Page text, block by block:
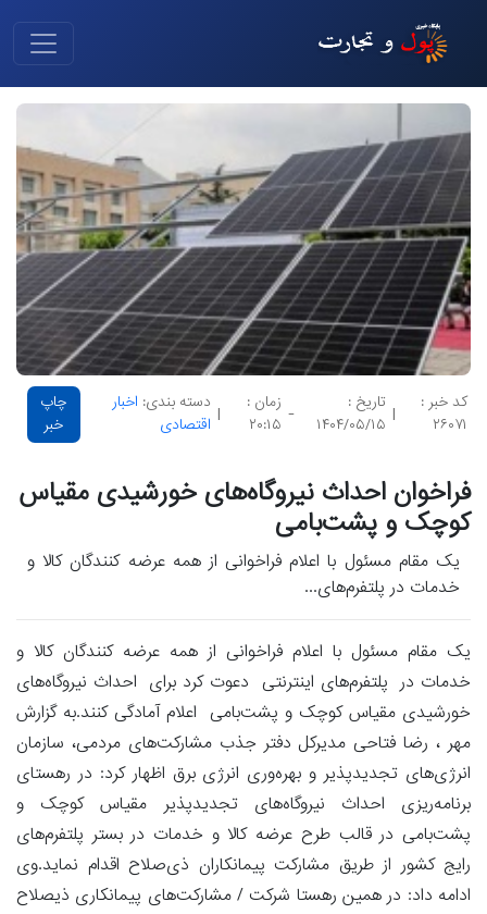
کد خبر :
۲۶۰۷۱
|
تاریخ :
۱۴۰۴/۰۵/۱۵
-
زمان :
۲۰:۱۵
|
دسته بندی: اخبار
اقتصادی
چاپ
خبر
فراخوان احداث نیروگاه‌های خورشیدی مقیاس
کوچک و پشت‌بامی
یک مقام مسئول با اعلام فراخوانی از همه عرضه کنندگان کالا و
خدمات در پلتفرم‌های...
یک مقام مسئول با اعلام فراخوانی از همه عرضه کنندگان کالا و
خدمات در پلتفرم‌های اینترنتی دعوت کرد برای احداث نیروگاه‌های
خورشیدی مقیاس کوچک و پشت‌بامی اعلام آمادگی کنند.به گزارش
مهر ، رضا فتاحی مدیرکل دفتر جذب مشارکت‌های مردمی، سازمان
انرژی‌های تجدیدپذیر و بهره‌وری انرژی برق اظهار کرد: در رهستای
برنامه‌ریزی احداث نیروگاه‌های تجدیدپذیر مقیاس کوچک و
پشت‌بامی در قالب طرح عرضه کالا و خدمات در بستر پلتفرم‌های
رایج کشور از طریق مشارکت پیمانکاران ذی‌صلاح اقدام نماید.وی
ادامه داد: در همین رهستا شرکت / مشارکت‌های پیمانکاری ذیصلاح